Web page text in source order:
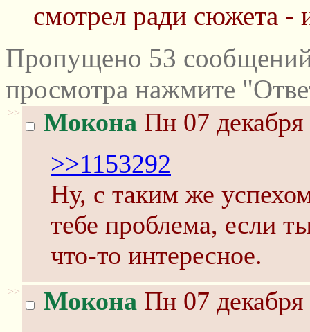
смотрел ради сюжета -
Пропущено 53
просмотра нажмите
>> Мокона Пн 07
>>1153292
Ну, с таким же
тебе проблема, если
что-то интересное.
>> Мокона Пн 07